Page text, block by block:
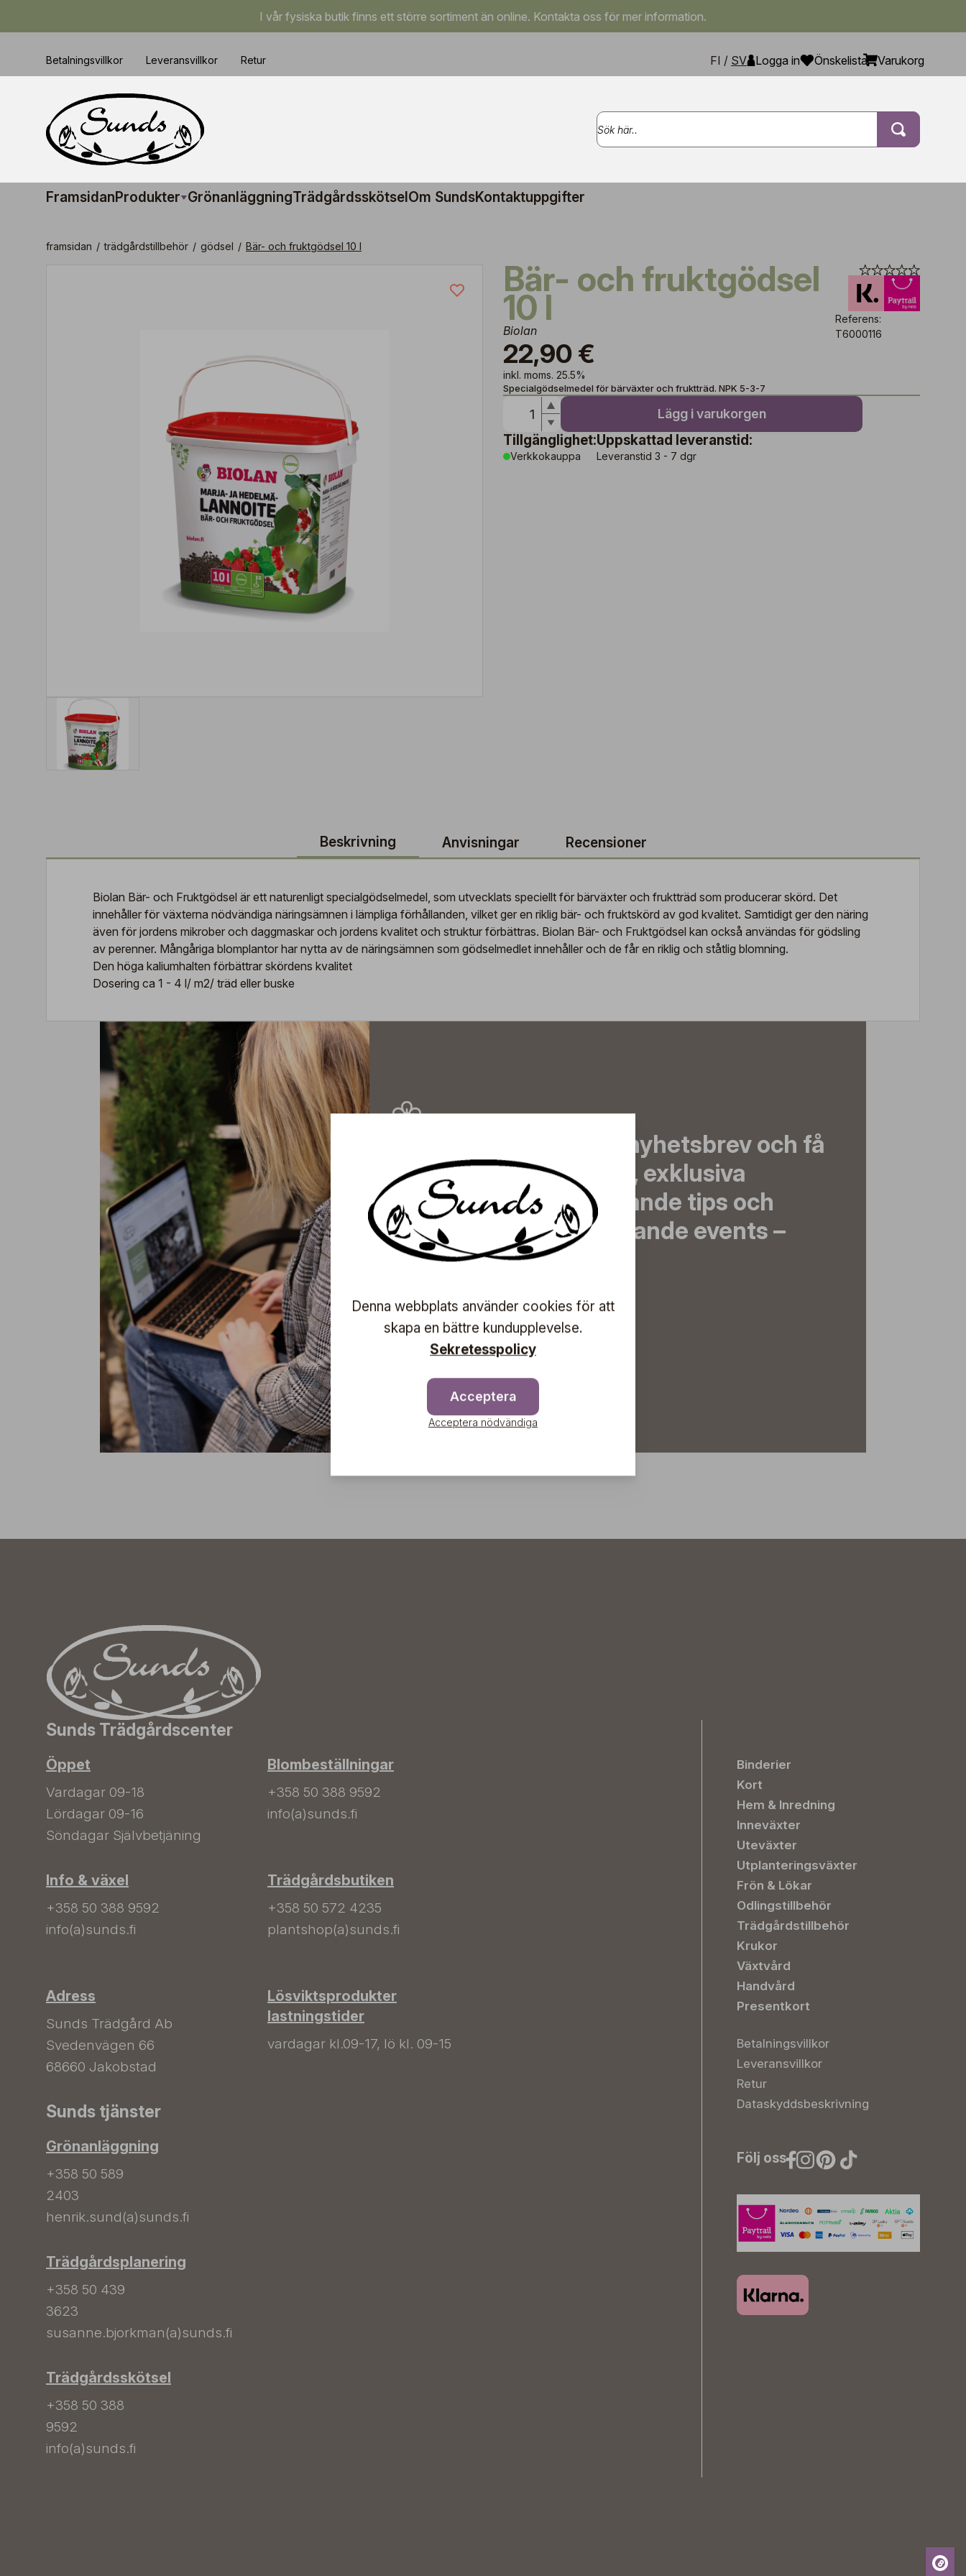
I vår fysiska butik finns ett större sortiment än online. Kontakta oss för mer information.
Betalningsvillkor Leveransvillkor Retur FI / SV Logga in Önskelista Varukorg
FramsidanProdukter GrönanläggningTrädgårdsskötsel Om SundsKontaktuppgifter
framsidan / trädgårdstillbehör / gödsel / Bär- och fruktgödsel 10 l
Bär- och fruktgödsel
10 l
Biolan
22,90 €
inkl. moms. 25.5%
Referens:
T6000116
Specialgödselmedel för bärväxter och fruktträd. NPK 5-3-7
Lägg i varukorgen
Tillgänglighet:
Verkkokauppa
Uppskattad leveranstid:
Leveranstid 3 - 7 dgr
Beskrivning Anvisningar Recensioner
Biolan Bär- och Fruktgödsel är ett naturenligt specialgödselmedel, som utvecklats speciellt för bärväxter och fruktträd som producerar skörd. Det
innehåller för växterna nödvändiga näringsämnen i lämpliga förhållanden, vilket ger en riklig bär- och fruktskörd av god kvalitet. Samtidigt ger den näring
även för jordens mikrober och daggmaskar och jordens kvalitet och struktur förbättras. Biolan Bär- och Fruktgödsel kan också användas för gödsling
av perenner. Mångåriga blomplantor har nytta av de näringsämnen som gödselmedlet innehåller och de får en riklig och ståtlig blomning.
Den höga kaliumhalten förbättrar skördens kvalitet
Dosering ca 1 - 4 l/ m2/ träd eller buske
Prenumerera på vårt nyhetsbrev och få
de senaste nyheterna, exklusiva
erbjudanden, inspirerande tips och
information om kommande events –
direkt till din inkorg!
Prenumerera
Sunds Trädgårdscenter
Öppet
Vardagar 09-18
Lördagar 09-16
Söndagar Självbetjäning
Info & växel
+358 50 388 9592
info(a)sunds.fi
Adress
Sunds Trädgård Ab
Svedenvägen 66
68660 Jakobstad
Blombeställningar
+358 50 388 9592
info(a)sunds.fi
Trädgårdsbutiken
+358 50 572 4235
plantshop(a)sunds.fi
Lösviktsprodukter
lastningstider
vardagar kl.09-17, lö kl. 09-15
Sunds tjänster
Grönanläggning
+358 50 589
2403
henrik.sund(a)sunds.fi
Trädgårdsplanering
+358 50 439
3623
susanne.bjorkman(a)sunds.fi
Trädgårdsskötsel
+358 50 388
9592
info(a)sunds.fi
Binderier
Kort
Hem & Inredning
Inneväxter
Uteväxter
Utplanteringsväxter
Frön & Lökar
Odlingstillbehör
Trädgårdstillbehör
Krukor
Växtvård
Handvård
Presentkort
Betalningsvillkor
Leveransvillkor
Retur
Dataskyddsbeskrivning
Följ oss
Denna webbplats använder cookies för att
skapa en bättre kundupplevelse.
Sekretesspolicy
Acceptera
Acceptera nödvändiga